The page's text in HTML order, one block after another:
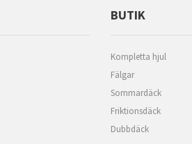
BUTIK
Kompletta hjul
Fälgar
Sommardäck
Friktionsdäck
Dubbdäck